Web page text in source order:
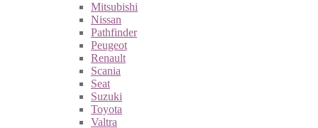
Mitsubishi
Nissan
Pathfinder
Peugeot
Renault
Scania
Seat
Suzuki
Toyota
Valtra